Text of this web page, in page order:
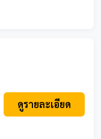
ดูรายละเอียด